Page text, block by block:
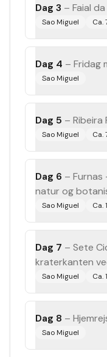
Dag 3 – Faial
Sao Miguel Ca.
Dag 4 – Fridag
Sao Miguel
Dag 5 – Ribeira
Sao Miguel Ca.
Dag 6 – Furnas
natur og
Sao Miguel Ca.
Dag 7 – Sete
kraterkanten
Sao Miguel Ca.
Dag 8 –
Sao Miguel